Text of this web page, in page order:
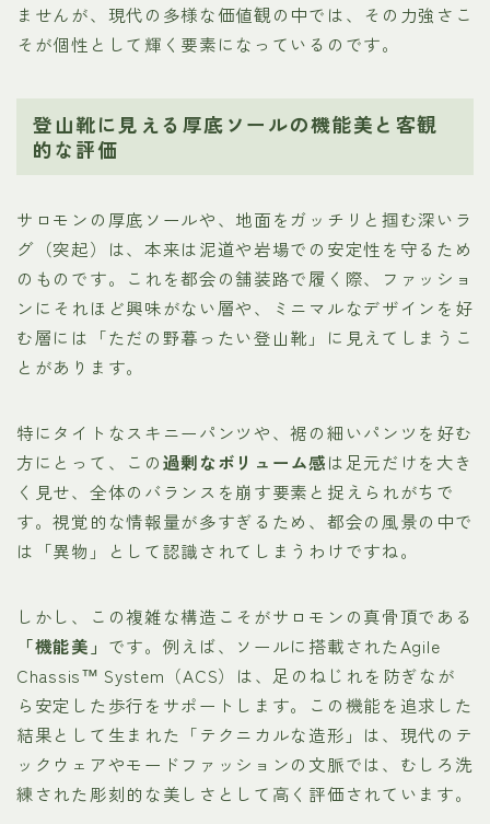
ませんが、現代の多様な価値観の中では、その力強さこ
そが個性として輝く要素になっているのです。
登山靴に見える厚底ソールの機能美と客観
的な評価
サロモンの厚底ソールや、地面をガッチリと掴む深いラ
グ（突起）は、本来は泥道や岩場での安定性を守るため
のものです。これを都会の舗装路で履く際、ファッショ
ンにそれほど興味がない層や、ミニマルなデザインを好
む層には「ただの野暮ったい登山靴」に見えてしまうこ
とがあります。
特にタイトなスキニーパンツや、裾の細いパンツを好む
方にとって、この過剰なボリューム感は足元だけを大き
く見せ、全体のバランスを崩す要素と捉えられがちで
す。視覚的な情報量が多すぎるため、都会の風景の中で
は「異物」として認識されてしまうわけですね。
しかし、この複雑な構造こそがサロモンの真骨頂である
「機能美」 です。例えば、ソールに搭載されたAgile
Chassis™ System（ACS）は、足のねじれを防ぎなが
ら安定した歩行をサポートします。この機能を追求した
結果として生まれた「テクニカルな造形」は、現代のテ
ックウェアやモードファッションの文脈では、むしろ洗
練された彫刻的な美しさとして高く評価されています。